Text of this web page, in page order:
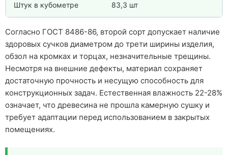
Штук в кубометре 83,3 шт
Согласно ГОСТ 8486-86, второй сорт допускает наличие
здоровых сучков диаметром до трети ширины изделия,
обзол на кромках и торцах, незначительные трещины.
Несмотря на внешние дефекты, материал сохраняет
достаточную прочность и несущую способность для
конструкционных задач. Естественная влажность 22-28%
означает, что древесина не прошла камерную сушку и
требует адаптации перед использованием в закрытых
помещениях.